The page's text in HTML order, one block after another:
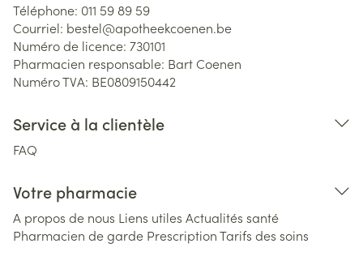
Téléphone: 011 59 89 59
Courriel: bestel@apotheekcoenen.be
Numéro de licence: 730101
Pharmacien responsable: Bart Coenen
Numéro TVA: BE0809150442
Service à la clientèle
FAQ
Votre pharmacie
A propos de nous Liens utiles Actualités santé
Pharmacien de garde PrescriptionTarifs des soins